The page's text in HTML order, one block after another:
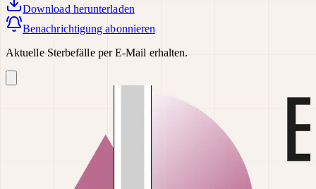
Download herunterladen
Benachrichtigung abonnieren
Aktuelle Sterbefälle per E-Mail erhalten.